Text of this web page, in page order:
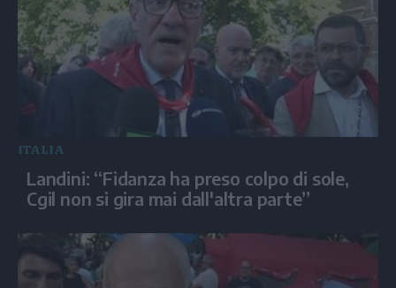
ITALIA
Landini: “Fidanza ha preso colpo di sole,
Cgil non si gira mai dall'altra parte”